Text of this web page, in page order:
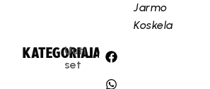
Jarmo
Koskela
KATEGORIA:
Uuti
set
JAA: